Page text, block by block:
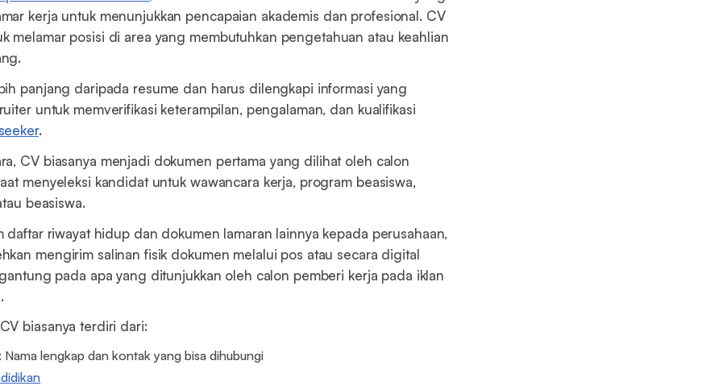
kerja untuk menunjukkan pencapaian akademis dan profesional. CV
melamar posisi di area yang membutuhkan pengetahuan atau keahlian
panjang daripada resume dan harus dilengkapi informasi yang
untuk memverifikasi keterampilan, pengalaman, dan kualifikasi
.
CV biasanya menjadi dokumen pertama yang dilihat oleh calon
menyeleksi kandidat untuk wawancara kerja, program beasiswa,
beasiswa.
daftar riwayat hidup dan dokumen lamaran lainnya kepada perusahaan,
mengirim salinan fisik dokumen melalui pos atau secara digital
pada apa yang ditunjukkan oleh calon pemberi kerja pada iklan
biasanya terdiri dari:
: Nama lengkap dan kontak yang bisa dihubungi